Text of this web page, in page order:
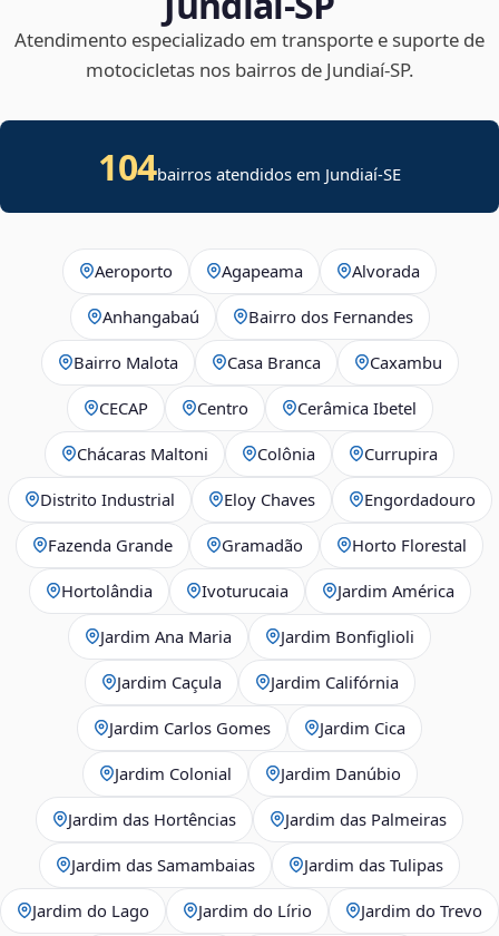
Atendimento especializado em transporte e suporte de
motocicletas nos bairros de Jundiaí‑SP.
104bairros atendidos em Jundiaí-SE
Aeroporto Agapeama Alvorada
Anhangabaú Bairro dos Fernandes
Bairro Malota Casa Branca Caxambu
CECAP Centro Cerâmica Ibetel
Chácaras Maltoni Colônia Currupira
Distrito Industrial Eloy Chaves Engordadouro
Fazenda Grande Gramadão Horto Florestal
Hortolândia Ivoturucaia Jardim América
Jardim Ana Maria Jardim Bonfiglioli
Jardim Caçula Jardim Califórnia
Jardim Carlos Gomes Jardim Cica
Jardim Colonial Jardim Danúbio
Jardim das Hortências Jardim das Palmeiras
Jardim das Samambaias Jardim das Tulipas
Jardim do Lago Jardim do Lírio Jardim do Trevo